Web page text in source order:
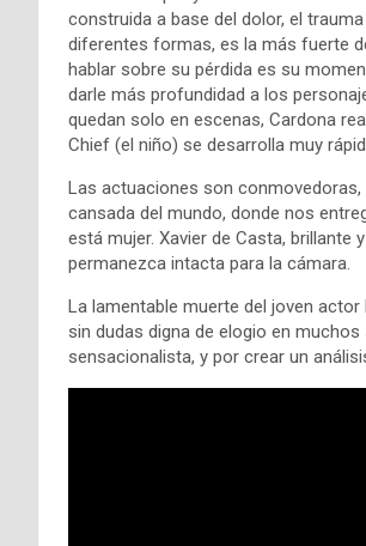
construida a base del dolor, el
diferentes formas, es la más fuerte
hablar sobre su pérdida es su
darle más profundidad a los
quedan solo en escenas, Cardona
Chief (el niño) se desarrolla muy
Las actuaciones son
cansada del mundo, donde nos
está mujer. Xavier de Casta, brillante
permanezca intacta para la cámara.
La lamentable muerte del joven
sin dudas digna de elogio en
sensacionalista, y por crear un